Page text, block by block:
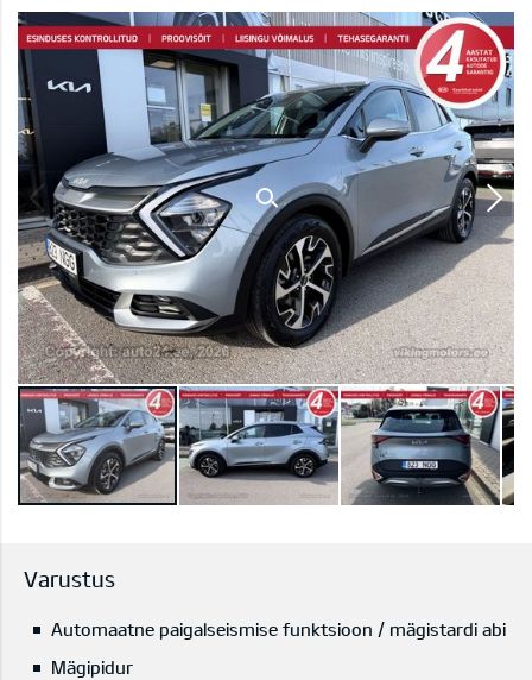
Varustus
Automaatne paigalseismise funktsioon / mägistardi abi
Mägipidur